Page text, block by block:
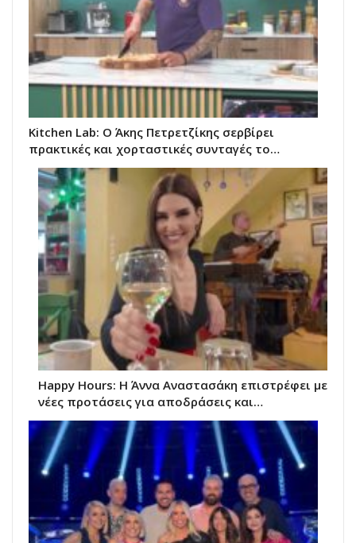
Kitchen Lab: Ο Άκης Πετρετζίκης σερβίρει
πρακτικές και χορταστικές συνταγές το…
Happy Hours: Η Άννα Αναστασάκη επιστρέφει με
νέες προτάσεις για αποδράσεις και…